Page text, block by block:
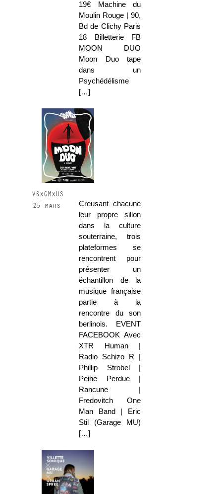
19€ Machine du
Moulin Rouge | 90,
Bd de Clichy Paris
18 Billetterie FB
MOON DUO
Moon Duo tape
dans un
Psychédélisme
[…]
VSxGMxUS
25 mars
Creusant chacune
leur propre sillon
dans la culture
souterraine, trois
plateformes se
rencontrent pour
présenter un
échantillon de la
musique française
partie à la
rencontre du son
berlinois. EVENT
FACEBOOK Avec
XTR Human |
Radio Schizo R |
Phillip Strobel |
Peine Perdue |
Rancune |
Fredovitch One
Man Band | Eric
Stil (Garage MU)
[…]